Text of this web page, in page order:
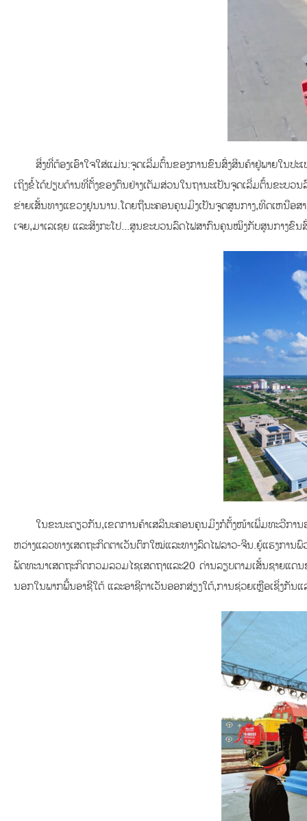
ສິ່ງທີ່ຕ້ອງເອົາໃຈໃສ່ແມ່ນ:ຈຸດເລີ່ມຕົ້ນຂອງການຂົນສົ່ງສິນຄ້າຢູ່ພາຍໃນປ
ເຖິງຂໍ້ໄດ້ປຽບດ້ານທີ່ຕັ້ງຂອງຕົນຢ່າງເຕັມສ່ວນໃນຖານະເປັນຈຸດເລີ່ມຕົ້ນຂະບ
ຂ່າຍເສັ້ນທາງແຂວງຢຸນນານ.ໂດຍຖືນະຄອນຄຸນມິງເປັນຈຸດສູນກາງ,ທິດເຫນືອສ
ເຈຍ,ມາເລເຊຍ ແລະສິງກະໂປ...ສູນຂະບວນລົດໄຟສາກົນຄຸນໝິງກັບສູນກາງຂົ
ໃນຂະນະດຽວກັນ,ເຂດການຄ້າເສລີນະຄອນຄຸນມິງກໍຕັ້ງໜ້າເພີ່ມທະວີກ
ຫວ່າງແລວທາງເສດຖະກິດຕາເວັນຕົກໃໝ່ແລະທາງລົດໄຟລາວ-ຈີນ.ຍູ້ແຮງກາ
ພັດທະນາເສດຖະກິດກວມລວມໄຊເສດຖາແລະ20 ດ່ານລຽບຕາມເສັ້ນຊາຍແດ
ນອກໃນພາກພື້ນອາຊີໃຕ້ ແລະອາຊີຕາເວັນອອກສ່ຽງໃຕ້,ການຊ່ວຍເຫຼືອເຊິ່ງກັ